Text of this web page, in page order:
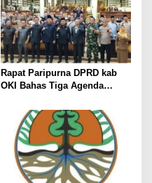
Rapat Paripurna DPRD kab
OKI Bahas Tiga Agenda